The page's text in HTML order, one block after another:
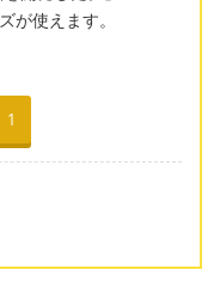
使えます。
1